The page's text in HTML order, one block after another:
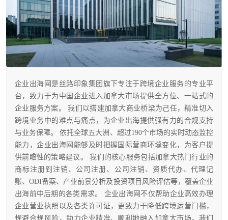
企业出海网是丝路印象集团旗下专注于跨境企业服务的专业平
台，致力于为中国企业进入加拿大市场提供全方位、一站式的
企业服务方案。 我们以搭建加拿大商业桥梁为己任，精准切入
跨境业务中的难点与痛点，为企业出海提供强有力的合规支持
与业务保障。 依托全球五大洲、超过190个市场的实时动态监控
能力，企业出海网能够及时把握国际营商环墶变化，为客户提
供前瞻性的策略建议。 我们的核心服务包括加拿大热门行业的
商标注册到注销、公司注册、公司注销、资质代办、代理记
账、ODI备案、产业前景分析及投资项目风险评估等，覆盖企业
出海前中后期的各类需求。 企业出海网不仅帮助企业高效办理
企业营业执照以及各类许可证，更致力于降低跨境运营门槛，
规避合规风险，助力企业精准、顺利地融入加拿大市场。我们